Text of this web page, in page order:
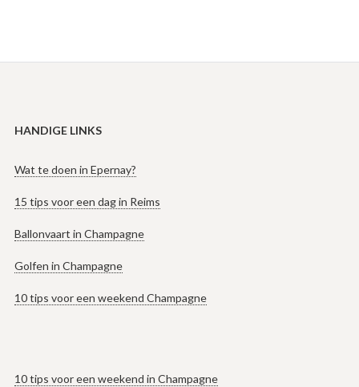
HANDIGE LINKS
Wat te doen in Epernay?
15 tips voor een dag in Reims
Ballonvaart in Champagne
Golfen in Champagne
10 tips voor een weekend Champagne
10 tips voor een weekend in Champagne